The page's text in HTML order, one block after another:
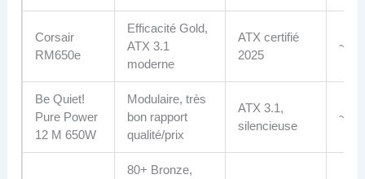
Corsair
RM650e
Efficacité Gold,
ATX 3.1
moderne
ATX certifié
2025
~90
Be Quiet!
Pure Power
12 M 650W
Modulaire, très
bon rapport
qualité/prix
ATX 3.1,
silencieuse
~85
80+ Bronze,